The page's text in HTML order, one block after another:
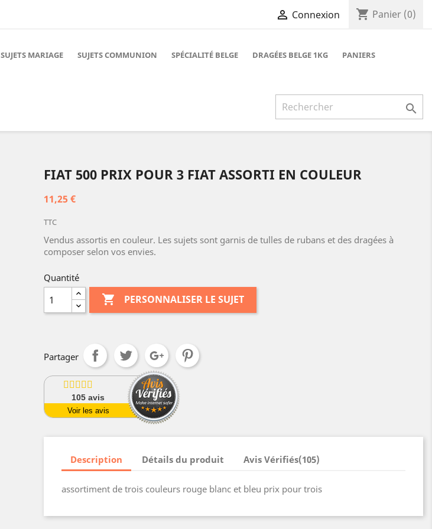
 Connexion shopping_cart Panier (0)
SUJETS MARIAGE SUJETS COMMUNION SPÉCIALITÉ BELGE DRAGÉES BELGE 1KG
PANIERS

FIAT 500 PRIX POUR 3 FIAT ASSORTI EN COULEUR
11,25 €
TTC
Vendus assortis en couleur. Les sujets sont garnis de tulles de rubans et des dragées à
composer selon vos envies.
Quantité
 PERSONNALISER LE SUJET
Partager
105avis
Voir les avis
Description Détails du produit Avis Vérifiés(105)
assortiment de trois couleurs rouge blanc et bleu prix pour trois